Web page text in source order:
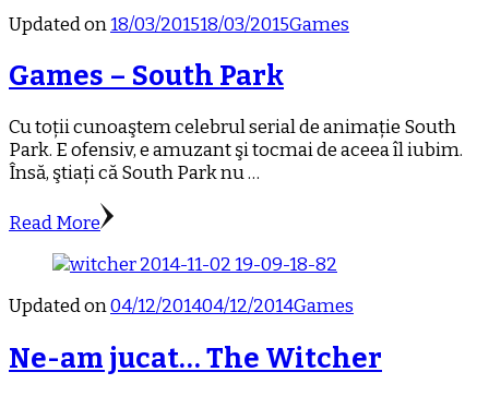
Updated on18/03/201518/03/2015Games
Games – South Park
Cu toții cunoaştem celebrul serial de animație South
Park. E ofensiv, e amuzant şi tocmai de aceea îl iubim.
Însă, ştiați că South Park nu …
Read More
Updated on04/12/201404/12/2014Games
Ne-am jucat… The Witcher